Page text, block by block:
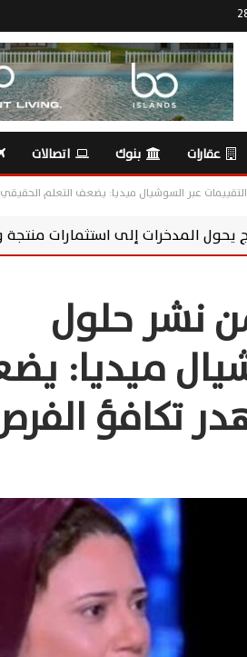
عقارات بنوك اتصالات
عبر السوشيال ميديا: يضعف التعلم
منتجة ويدعم الاقتصاد
نشر حلول
ميديا:
تكافؤ